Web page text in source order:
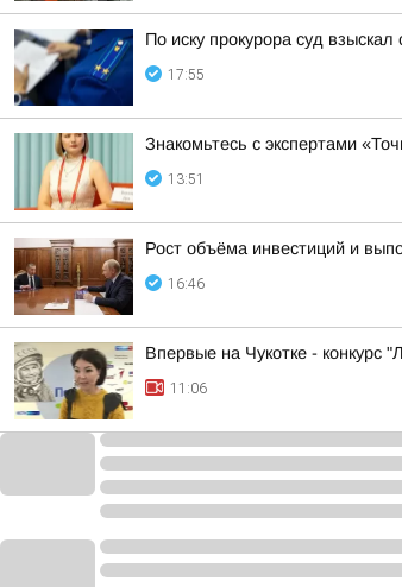
По иску прокурора суд
17:55
Знакомьтесь с экспертами
13:51
Рост объёма инвестиций и
16:46
Впервые на Чукотке - конкурс
11:06